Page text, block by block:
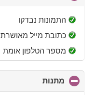
to
התמונות נבדקו
כתובת מייל מאושרת
מספר הטלפון אומת
מתנות
to